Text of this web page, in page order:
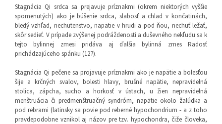
Stagnácia Qi srdca sa prejavuje príznakmi (okrem niektorých vyššie
spomenutých) ako je búšenie srdca, slabosť a chlad v končatinách,
bledý vzhľad, nechutenstvo, napätie v hrudi a pod ňou, nechuť ležať,
skôr sedieť. V prípade zvýšenej podráždenosti a duševného nekľudu sa k
tejto bylinnej zmesi pridáva aj ďalšia bylinná zmes Radosť
prichádzajúceho spánku (127).
Stagnácia Qi pečene sa projavuje príznakmi ako je napätie a bolesťou
šije a krčných svalov, bolesti hlavy, brušné napätie, nepravidelná
stolica, zápcha, sucho a horkosť v ústach, u žien nepravidelná
menštruácia či predmenštruačný syndróm, napätie okolo žalúdka a
pod rebrami (latinsky sa povie pod reberné hypochondrium - a z toho
pravdepodobne vznikol aj názov pre tzv. hypochondra, čiže človeka,